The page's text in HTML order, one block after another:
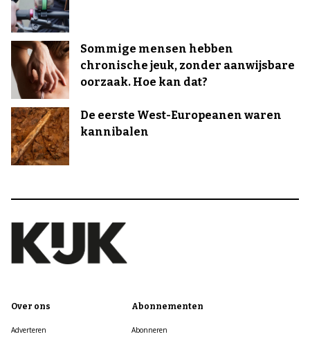
Sommige mensen hebben
chronische jeuk, zonder aanwijsbare
oorzaak. Hoe kan dat?
De eerste West-Europeanen waren
kannibalen
Over ons
Adverteren
Abonnementen
Abonneren